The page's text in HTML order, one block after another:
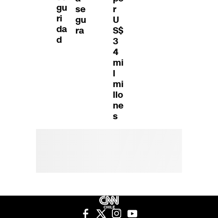
gu
ri
da
d
se
gu
ra
r
U
S$
3
4
mi
l
mi
llo
ne
s